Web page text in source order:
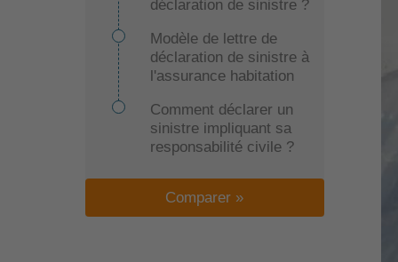
déclaration de sinistre ?
Modèle de lettre de
déclaration de sinistre à
l'assurance habitation
Comment déclarer un
sinistre impliquant sa
responsabilité civile ?
Comparer »